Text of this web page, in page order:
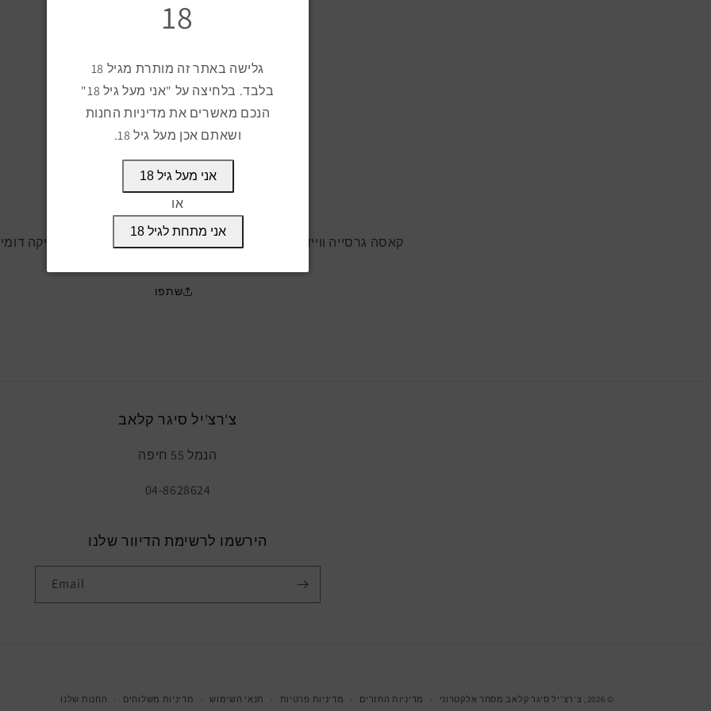
18
גלישה באתר זה מותרת מגיל 18
בלבד. בלחיצה על "אני מעל גיל 18"
הנכם מאשרים את מדיניות החנות
ושאתם אכן מעל גיל 18.
אני מעל גיל 18
או
אני מתחת לגיל 18
הקטן
כמות
גרסייה
ווייד
שורט
גרסייה
ווייד
שורט
מוכן תוך יום עסקים
פרטי החנות
קאסה גרסייה ווייד שורט סיגר בודד במידה גורדיטו מיוצר ברפובליקה
שתפו
צ'רצ'יל סיגר קלאב
הנמל 55 חיפה
04-8628624
הירשמו לרשימת הדיוור שלנו
Email
© 2026, צ'רצ'יל סיגר קלאב מסחר אלקטרוני מדיניות החזרים מדיניות פרטיות תנאי השימוש מדיניות משלוחים החנות שלנו